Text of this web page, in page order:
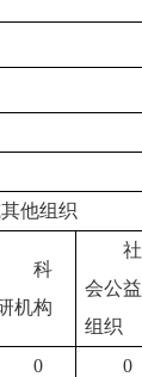
他组织
科
机构
社
会公益
组织
0 0